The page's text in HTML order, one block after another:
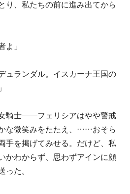
り、私たちの前に進み出てから
よ」
ュランダル。イスカーナ王国の
騎士――フェリシアはやや警戒
な微笑みをたたえ、……おそら
手を掲げてみせる。だけど、私
かわからず、思わずアインに顔
った。